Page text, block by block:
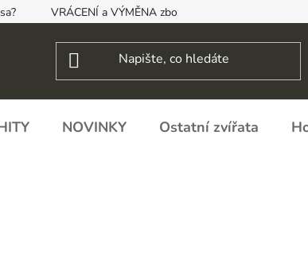
VRÁCENÍ a VÝMĚNA zboží, ODSTOUPENÍ OD
NOVINKY Ostatní zvířata